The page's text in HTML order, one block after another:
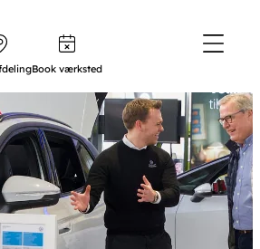
Book værksted